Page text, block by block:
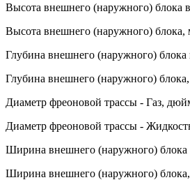
Высота внешнего (наружного) блока
Высота внешнего (наружного) блока,
Глубина внешнего (наружного) блока
Глубина внешнего (наружного)
Диаметр фреоновой трассы - Газ,
Диаметр фреоновой трассы -
Ширина внешнего (наружного) блока
Ширина внешнего (наружного)